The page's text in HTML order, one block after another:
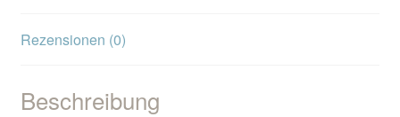
Rezensionen (0)
Beschreibung